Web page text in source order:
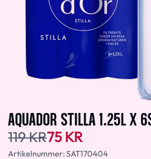
AQUADOR STILLA 1.25L X
119 KR75 KR
Artikelnummer: SAT170404